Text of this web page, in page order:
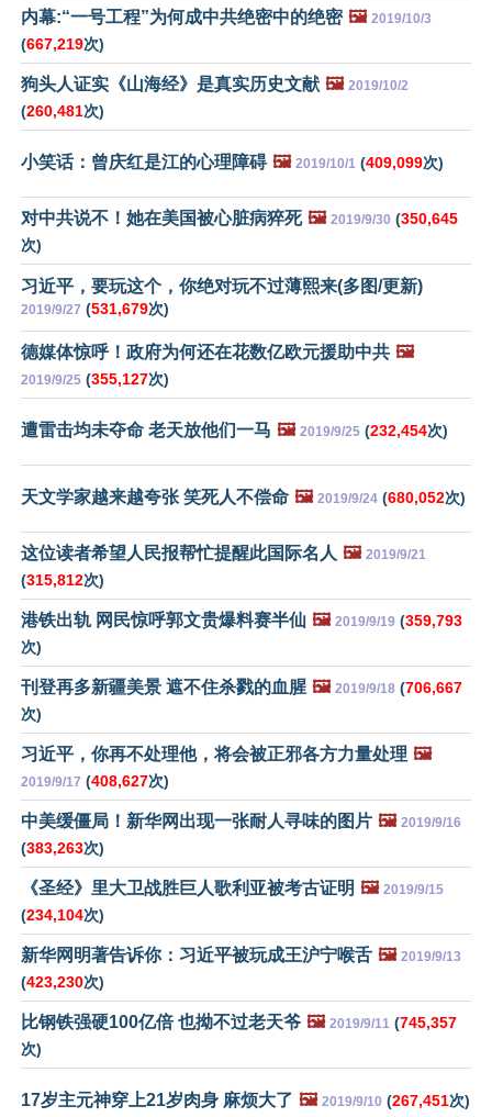
内幕:“一号工程”为何成中共绝密中的绝密 🖼️ 2019/10/3
(667,219次)
狗头人证实《山海经》是真实历史文献 🖼️ 2019/10/2
(260,481次)
小笑话：曾庆红是江的心理障碍 🖼️ 2019/10/1 (409,099次)
对中共说不！她在美国被心脏病猝死 🖼️ 2019/9/30 (350,645
次)
习近平，要玩这个，你绝对玩不过薄熙来(多图/更新)
2019/9/27 (531,679次)
德媒体惊呼！政府为何还在花数亿欧元援助中共 🖼️
2019/9/25 (355,127次)
遭雷击均未夺命 老天放他们一马 🖼️ 2019/9/25 (232,454次)
天文学家越来越夸张 笑死人不偿命 🖼️ 2019/9/24 (680,052次)
这位读者希望人民报帮忙提醒此国际名人 🖼️ 2019/9/21
(315,812次)
港铁出轨 网民惊呼郭文贵爆料赛半仙 🖼️ 2019/9/19 (359,793
次)
刊登再多新疆美景 遮不住杀戮的血腥 🖼️ 2019/9/18 (706,667
次)
习近平，你再不处理他，将会被正邪各方力量处理 🖼️
2019/9/17 (408,627次)
中美缓僵局！新华网出现一张耐人寻味的图片 🖼️ 2019/9/16
(383,263次)
《圣经》里大卫战胜巨人歌利亚被考古证明 🖼️ 2019/9/15
(234,104次)
新华网明著告诉你：习近平被玩成王沪宁喉舌 🖼️ 2019/9/13
(423,230次)
比钢铁强硬100亿倍 也拗不过老天爷 🖼️ 2019/9/11 (745,357
次)
17岁主元神穿上21岁肉身 麻烦大了 🖼️ 2019/9/10 (267,451次)